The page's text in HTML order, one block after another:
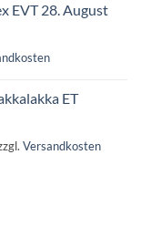
EVT 28. August
ET
Versandkosten